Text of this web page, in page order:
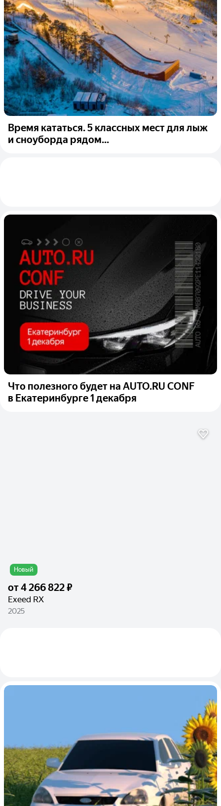
Время кататься. 5 классных мест для лыж
и сноуборда рядом...
Что полезного будет на AUTO.RU CONF
в Екатеринбурге 1 декабря
Новый
от4 266 822 ₽
Exeed RX
2025